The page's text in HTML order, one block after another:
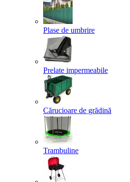
Plase de umbrire
Prelate impermeabile
Cărucioare de grădină
Trambuline